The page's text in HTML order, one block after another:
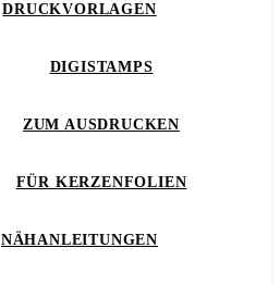
DRUCKVORLAGEN
DIGISTAMPS
ZUM AUSDRUCKEN
FÜR KERZENFOLIEN
NÄHANLEITUNGEN